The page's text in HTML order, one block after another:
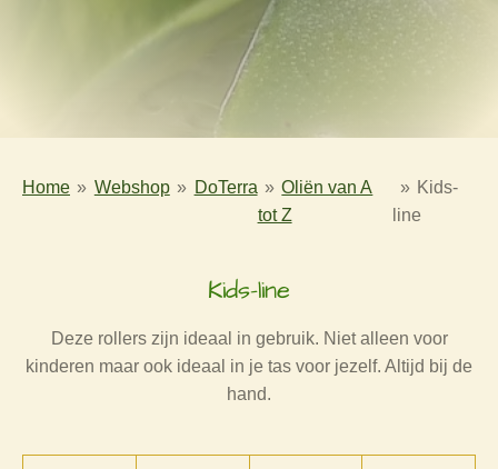
Home » Webshop » DoTerra » Oliën van A
tot Z
» Kids-
line
Kids-line
Deze rollers zijn ideaal in gebruik. Niet alleen voor
kinderen maar ook ideaal in je tas voor jezelf. Altijd bij de
hand.